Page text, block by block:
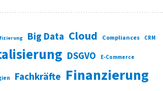
Big Data Cloud Compliances CRM
DSGVO E-Commerce
Fachkräfte Finanzierung